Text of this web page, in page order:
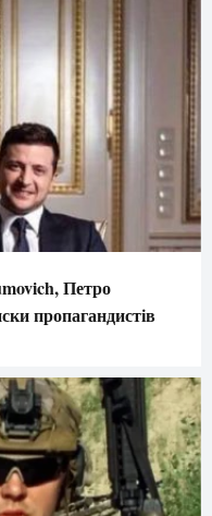
Петро
пропагандистів